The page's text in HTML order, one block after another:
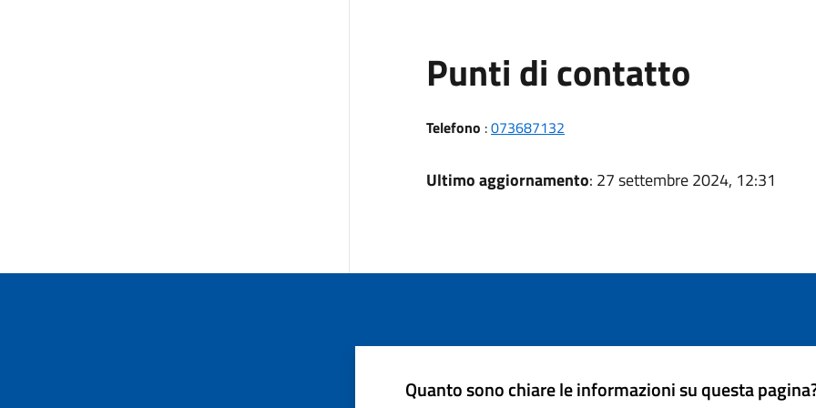
Punti di contatto
Telefono :073687132
Ultimo aggiornamento: 27 settembre 2024, 12:31
Quanto sono chiare le informazioni su questa